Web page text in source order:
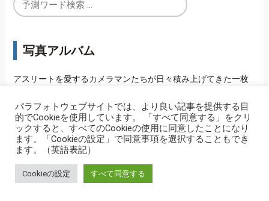
写真アルバム
アスリートを愛するカメラマンたちが日々積み上げてきた一枚
パラフォトウェブサイトでは、より良い記事を提供する目
的でCookieを使用しています。 「すべて同意する」をクリ
ックすると、すべてのCookieの使用に同意したことになり
ます。「Cookieの設定」で同意事項を選択することもでき
ます。（英語表記）
Cookieの設定 すべて同意する